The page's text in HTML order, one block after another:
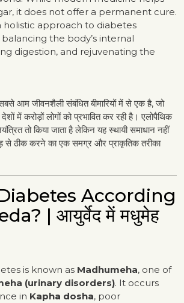
it does not offer a permanent cure.
holistic approach to diabetes
the body’s internal
digestion, and rejuvenating the
आम जीवनशैली संबंधित बीमारियों में से एक है, जो
में करोड़ों लोगों को प्रभावित कर रही है। एलोपैथिक
तो किया जाता है लेकिन यह स्थायी समाधान नहीं
से ठीक करने का एक समग्र और प्राकृतिक तरीका
According
| आयुर्वेद में मधुमेह
is known as Madhumeha, one of
(urinary disorders). It occurs
in Kapha dosha, poor